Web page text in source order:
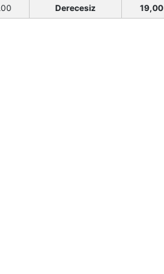
Derecesiz 19,00